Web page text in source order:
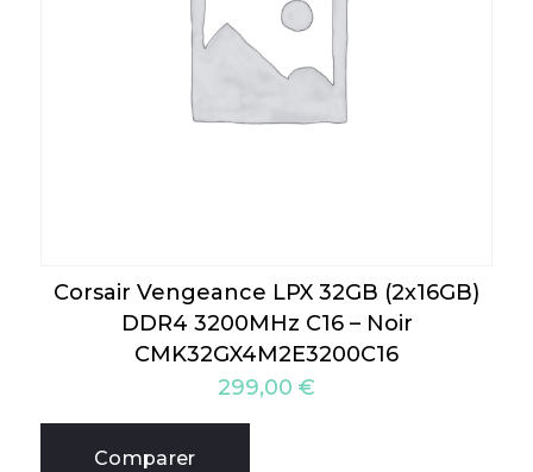
Corsair Vengeance LPX 32GB (2x16GB)
DDR4 3200MHz C16 – Noir
CMK32GX4M2E3200C16
299,00 €
Comparer